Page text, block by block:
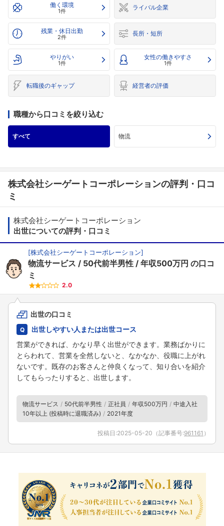
働く環境
1件 ライバル企業
残業・休日出勤
2件 長所・短所
やりがい
1件
女性の働きやすさ
1件
転職後のギャップ 経営者の評価
職種から口コミを絞り込む
すべて 物流
株式会社シーゲートコーポレーションの評判・口コ
ミ
株式会社シーゲートコーポレーション
出世についての評判・口コミ
[株式会社シーゲートコーポレーション]
物流サービス 50代前半男性 年収500万円 の口コ
ミ
2.0
出世の口コミ
出世しやすい人または出世コース
営業ができれば、かなり早く出世ができます。業務ばかりに
とらわれて、営業を全然しないと、なかなか、役職に上がれ
ないです。既存のお客さんと仲良くなって、知り合いを紹介
してもらったりすると、出世します。
物流サービス 50代前半男性 正社員 年収500万円
中途入社
10年以上 (投稿時に退職済み)
2021年度
投稿日:2025-05-20 （記事番号:961161 ）